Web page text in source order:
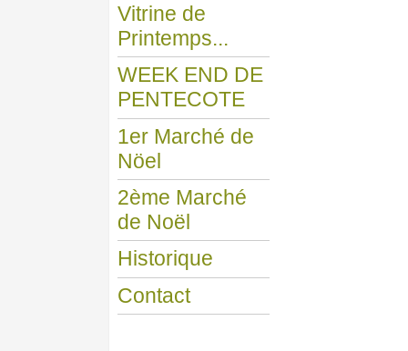
Vitrine de
Printemps...
WEEK END DE
PENTECOTE
1er Marché de
Nöel
2ème Marché
de Noël
Historique
Contact